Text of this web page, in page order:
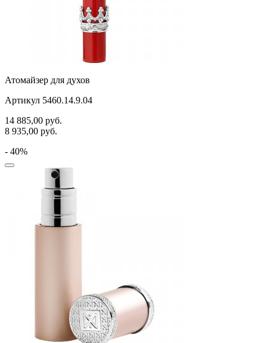
Атомайзер для духов
Артикул 5460.14.9.04
14 885,00 руб.
8 935,00 руб.
- 40%